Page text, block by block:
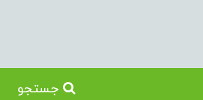
ساخت سایت توسطPortal